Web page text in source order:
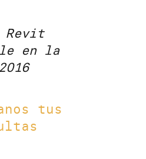
Revit
en la
tus